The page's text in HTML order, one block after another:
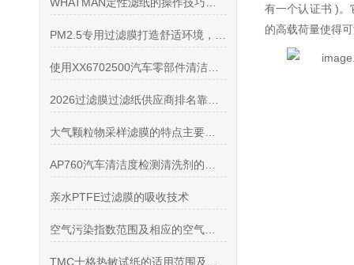
亲水PTFE过滤膜的吸收技术
有一个认证书 )。
的高载荷量使得